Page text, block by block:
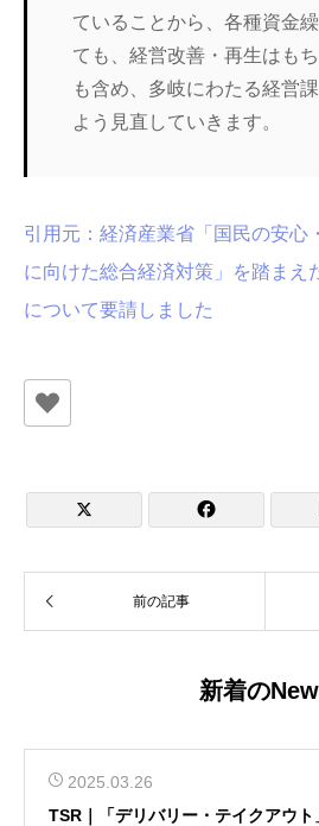
ていることから、各種資金
ても、経営改善・再生はも
も含め、多岐にわたる経営
よう見直していきます。
引用元：経済産業省「国民の安心
に向けた総合経済対策」を踏まえ
について要請しました
 
前の記事
新着の
2025.03.26
TSR｜「デリバリー・テイクアウ